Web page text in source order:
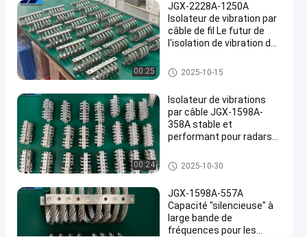
Amortisseur
de
vibrations
#
Amortissement
de câbles
métalliques
#
Amortisseur
de
de câbles
00:25
JGX-2228A-1250A
Isolateur de vibration par
câble de fil Le futur de
l'isolation de vibration des
Amortisseur de vibration de câ
ble métallique
2025-10-15
00:24
Isolateur de vibrations
par câble JGX-1598A-
358A stable et
performant pour radars
équipements de
navigation
Amortisseur de vibration de câ
ble métallique
2025-10-30
JGX-1598A-557A
Capacité "silencieuse" à
large bande de
fréquences pour les